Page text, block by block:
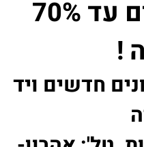
לכל השעונים עד 70%
!
חדשים ויד